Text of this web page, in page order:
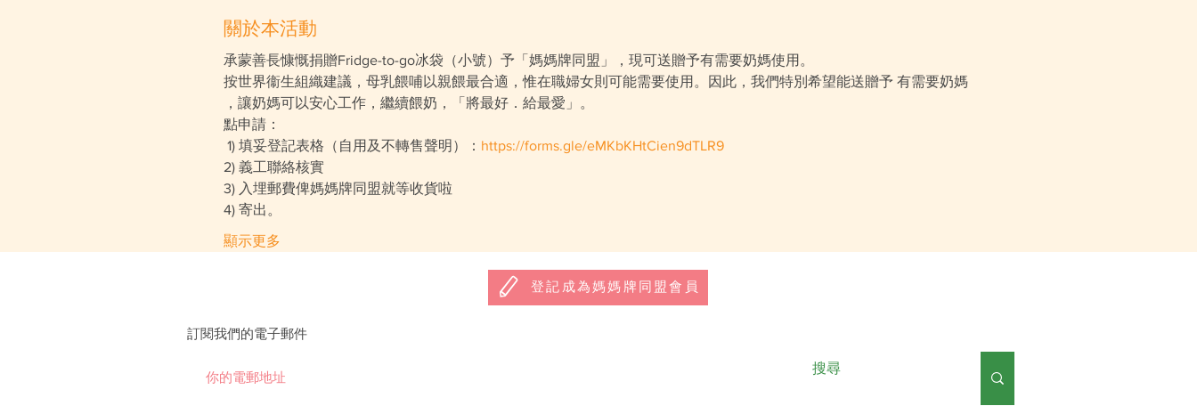
關於本活動
承蒙善長慷慨捐贈Fridge-to-go冰袋（小號）予「媽媽牌同盟」，現可送贈予有需要奶媽使用。
按世界衞生組織建議，母乳餵哺以親餵最合適，惟在職婦女則可能需要使用。因此，我們特別希望能送贈予 有需要奶媽
，讓奶媽可以安心工作，繼續餵奶，「將最好．給最愛」。
點申請：
1) 填妥登記表格（自用及不轉售聲明）： https://forms.gle/eMKbKHtCien9dTLR9
2) 義工聯絡核實
3) 入埋郵費俾媽媽牌同盟就等收貨啦
4) 寄出。
顯示更多
登記成為媽媽牌同盟會員
訂閱我們的電子郵件